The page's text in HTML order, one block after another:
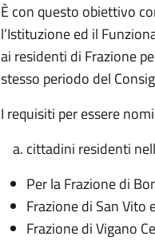
È con questo obiettivo
l’Istituzione ed il
ai residenti di Frazione
stesso periodo del
I requisiti per essere
cittadini residenti
Per la Frazione di
Frazione di San Vito
Frazione di Vigano